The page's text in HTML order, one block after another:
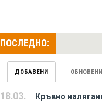
ПОСЛЕДНО:
ДОБАВЕНИ ОБНОВЕНИ
18.03.
Кръвно